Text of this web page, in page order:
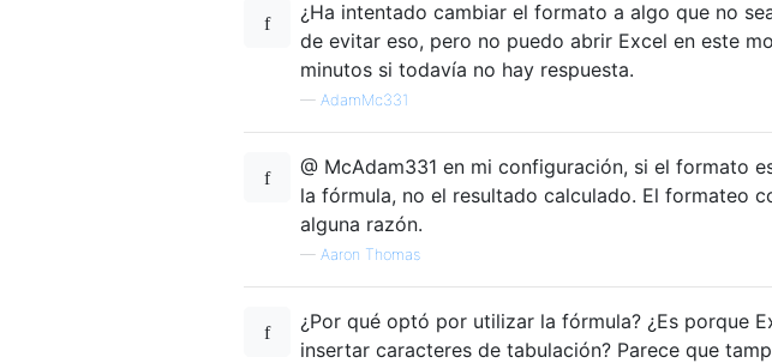
¿Ha intentado cambiar el formato a algo que no
de evitar eso, pero no puedo abrir Excel en este
minutos si todavía no hay respuesta.
— AdamMc331
@ McAdam331 en mi configuración, si el formato
la fórmula, no el resultado calculado. El formateo
alguna razón.
— Aaron Thomas
¿Por qué optó por utilizar la fórmula? ¿Es porque
insertar caracteres de tabulación? Parece que